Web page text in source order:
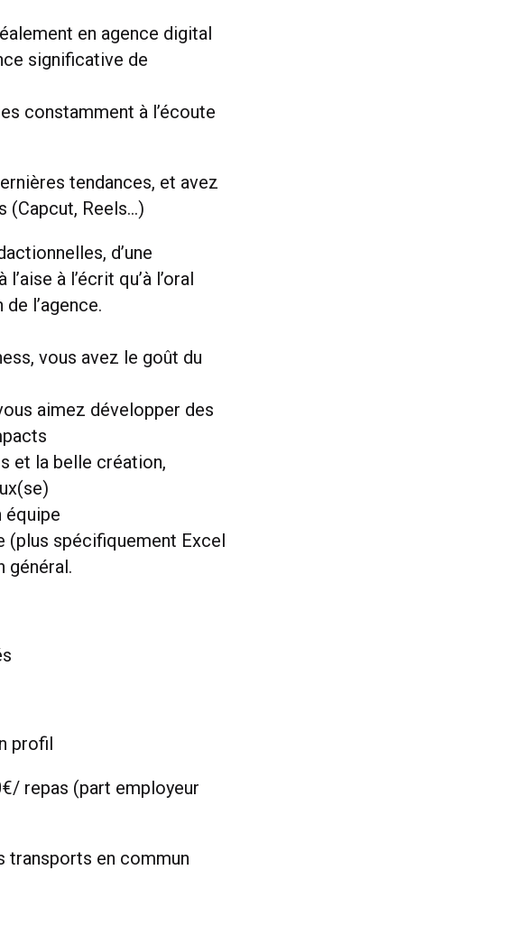
en agence digital
significative de
constamment à l’écoute
tendances, et avez
(Capcut, Reels…)
d’une
à l’écrit qu’à l’oral
l’agence.
vous avez le goût du
aimez développer des
et la belle création,
(plus spécifiquement Excel
général.
profil
repas (part employeur
transports en commun